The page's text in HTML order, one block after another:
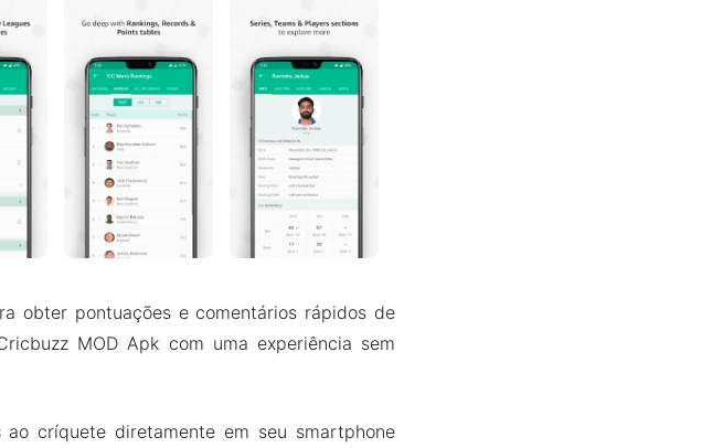
obter pontuações e comentários rápidos de
MOD Apk com uma experiência sem
críquete diretamente em seu smartphone